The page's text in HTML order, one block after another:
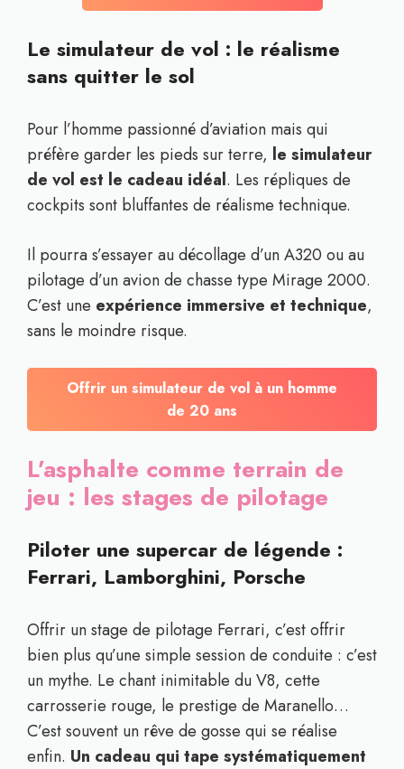
Le simulateur de vol : le réalisme
sans quitter le sol
Pour l’homme passionné d’aviation mais qui
préfère garder les pieds sur terre, le simulateur
de vol est le cadeau idéal. Les répliques de
cockpits sont bluffantes de réalisme technique.
Il pourra s’essayer au décollage d’un A320 ou au
pilotage d’un avion de chasse type Mirage 2000.
C’est une expérience immersive et technique,
sans le moindre risque.
Offrir un simulateur de vol à un homme
de 20 ans
L’asphalte comme terrain de
jeu : les stages de pilotage
Piloter une supercar de légende :
Ferrari, Lamborghini, Porsche
Offrir un stage de pilotage Ferrari, c’est offrir
bien plus qu’une simple session de conduite : c’est
un mythe. Le chant inimitable du V8, cette
carrosserie rouge, le prestige de Maranello…
C’est souvent un rêve de gosse qui se réalise
enfin. Un cadeau qui tape systématiquement